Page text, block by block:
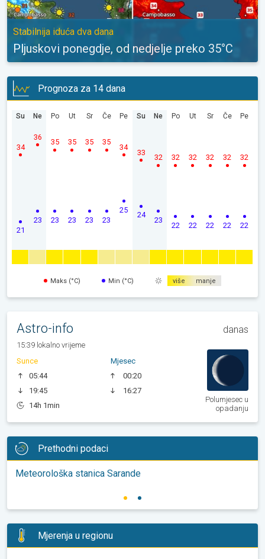
Stabilnija iduća dva dana
Pljuskovi ponegdje, od nedjelje preko 35°C
Prognoza za 14 dana
Su
21
34
Ne
23
36
Po
23
35
Ut
23
35
Sr
23
35
Če
23
35
Pe
25
34
Su
24
33
Ne
23
32
Po
22
32
Ut
22
32
Sr
22
32
Če
22
32
Pe
22
32
Maks (°C) Min (°C) više manje
Astro-info danas
15:39 lokalno vrijeme
Sunce
05:44
19:45
14h 1min
Mjesec
00:20
16:27
Polumjesec u
opadanju
Prethodni podaci
Meteorološka stanica Sarande
Mjerenja u regionu